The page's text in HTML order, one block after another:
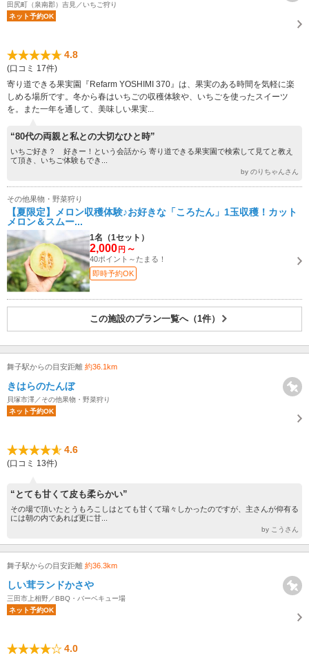
田尻町（泉南郡）吉見／いちご狩り
ネット予約OK
4.8
(口コミ 17件)
寄り道できる果実園『Refarm YOSHIMI 370』は、果実のある時間を気軽に楽
しめる場所です。冬から春はいちごの収穫体験や、いちごを使ったスイーツ
を。また一年を通して、美味しい果実...
“80代の両親と私との大切なひと時”
いちご好き？ 好きー！という会話から 寄り道できる果実園で検索して見てと教え
て頂き、いちご体験もでき...
by のりちゃんさん
その他果物・野菜狩り
【夏限定】メロン収穫体験♪お好きな「ころたん」1玉収穫！カット
メロン＆スムー...
1名（1セット）
2,000 円 ～
40ポイント～たまる！
即時予約OK
この施設のプラン一覧へ（1件）
舞子駅からの目安距離 約36.1km
きはらのたんぼ
貝塚市澤／その他果物・野菜狩り
ネット予約OK
4.6
(口コミ 13件)
“とても甘くて皮も柔らかい”
その場で頂いたとうもろこしはとても甘くて瑞々しかったのですが、主さんが仰有る
には朝の内であれば更に甘...
by こうさん
舞子駅からの目安距離 約36.3km
しい茸ランドかさや
三田市上相野／BBQ・バーベキュー場
ネット予約OK
4.0